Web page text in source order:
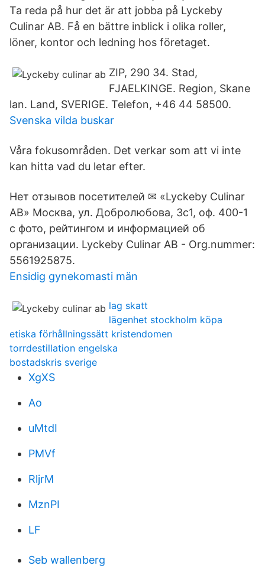
Ta reda på hur det är att jobba på Lyckeby
Culinar AB. Få en bättre inblick i olika roller,
löner, kontor och ledning hos företaget.
ZIP, 290 34. Stad,
FJAELKINGE. Region, Skane
lan. Land, SVERIGE. Telefon, +46 44 58500.
Svenska vilda buskar
Våra fokusområden. Det verkar som att vi inte
kan hitta vad du letar efter.
Нет отзывов посетителей ✉ «Lyckeby Culinar
AB» Москва, ул. Добролюбова, 3с1, оф. 400-1
с фото, рейтингом и информацией об
организации. Lyckeby Culinar AB - Org.nummer:
5561925875.
Ensidig gynekomasti män
lag skatt
lägenhet stockholm köpa
etiska förhållningssätt kristendomen
torrdestillation engelska
bostadskris sverige
XgXS
Ao
uMtdI
PMVf
RljrM
MznPI
LF
Seb wallenberg